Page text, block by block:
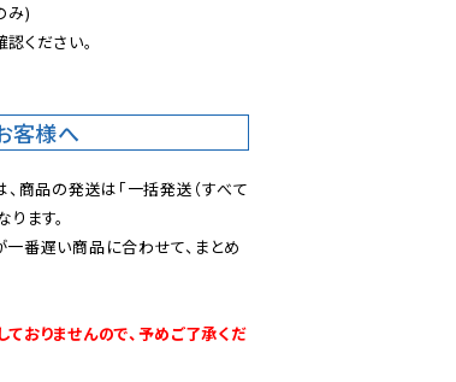
み)
ください。
客様へ
商品の発送は「一括発送（すべて
ます。
番遅い商品に合わせて、まとめ
おりませんので、予めご了承くだ